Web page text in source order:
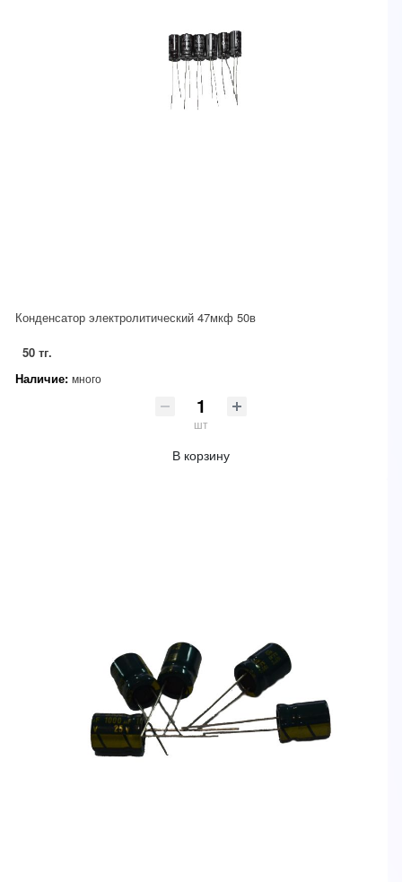
Конденсатор электролитический 47мкф 50в
50 тг.
Наличие: много
шт
В корзину